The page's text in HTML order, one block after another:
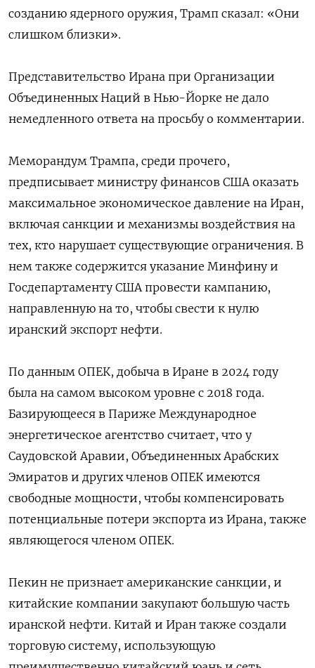
созданию ядерного оружия, Трамп сказал: «Они
слишком близки».
Представительство Ирана при Организации
Объединенных Наций в Нью-Йорке не дало
немедленного ответа на просьбу о комментарии.
Меморандум Трампа, среди прочего,
предписывает министру финансов США оказать
максимальное экономическое давление на Иран,
включая санкции и механизмы воздействия на
тех, кто нарушает существующие ограничения. В
нем также содержится указание Минфину и
Госдепартаменту США провести кампанию,
направленную на то, чтобы свести к нулю
иранский экспорт нефти.
По данным ОПЕК, добыча в Иране в 2024 году
была на самом высоком уровне с 2018 года.
Базирующееся в Париже Международное
энергетическое агентство считает, что у
Саудовской Аравии, Объединенных Арабских
Эмиратов и других членов ОПЕК имеются
свободные мощности, чтобы компенсировать
потенциальные потери экспорта из Ирана, также
являющегося членом ОПЕК.
Пекин не признает американские санкции, и
китайские компании закупают большую часть
иранской нефти. Китай и Иран также создали
торговую систему, использующую